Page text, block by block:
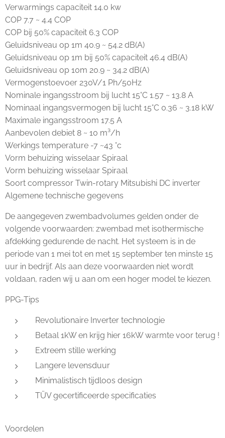
Verwarmings capaciteit 14.0 kw
COP 7.7 ~ 4.4 COP
COP bij 50% capaciteit 6.3 COP
Geluidsniveau op 1m 40.9 ~ 54.2 dB(A)
Geluidsniveau op 1m bij 50% capaciteit 46.4 dB(A)
Geluidsniveau op 10m 20.9 ~ 34.2 dB(A)
Vermogenstoevoer 230V/1 Ph/50Hz
Nominale ingangsstroom bij lucht 15°C 1.57 ~ 13.8 A
Nominaal ingangsvermogen bij lucht 15°C 0.36 ~ 3.18 kW
Maximale ingangsstroom 17.5 A
Aanbevolen debiet 8 ~ 10 m³/h
Werkings temperature -7 ~43 °c
Vorm behuizing wisselaar Spiraal
Vorm behuizing wisselaar Spiraal
Soort compressor Twin-rotary Mitsubishi DC inverter
Algemene technische gegevens
De aangegeven zwembadvolumes gelden onder de
volgende voorwaarden: zwembad met isothermische
afdekking gedurende de nacht. Het systeem is in de
periode van 1 mei tot en met 15 september ten minste 15
uur in bedrijf. Als aan deze voorwaarden niet wordt
voldaan, raden wij u aan om een hoger model te kiezen.
PPG-Tips
Revolutionaire Inverter technologie
Betaal 1kW en krijg hier 16kW warmte voor terug !
Extreem stille werking
Langere levensduur
Minimalistisch tijdloos design
TÜV gecertificeerde specificaties
Voordelen